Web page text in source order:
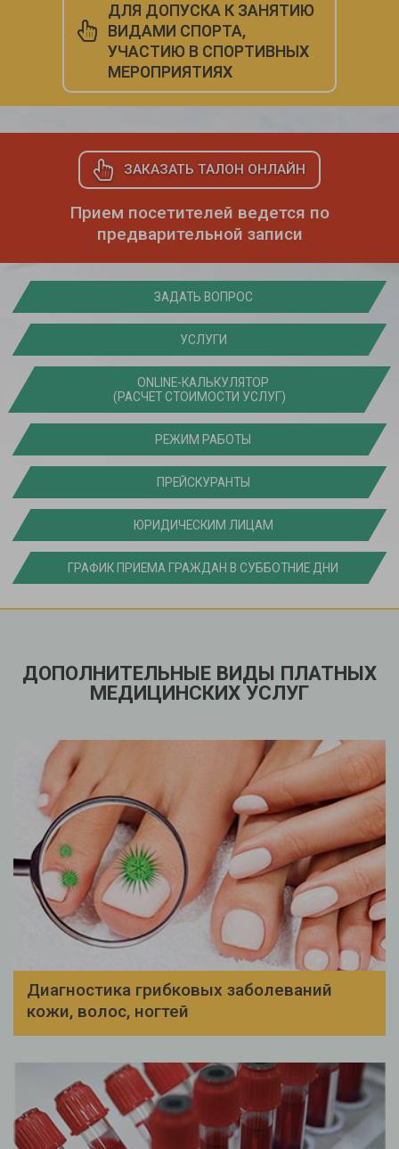
ДЛЯ ДОПУСКА К ЗАНЯТИЮ
ВИДАМИ СПОРТА,
УЧАСТИЮ В СПОРТИВНЫХ
МЕРОПРИЯТИЯХ
ЗАКАЗАТЬ ТАЛОН ОНЛАЙН
Прием посетителей ведется по
предварительной записи
ЗАДАТЬ ВОПРОС
УСЛУГИ
ONLINE-КАЛЬКУЛЯТОР
(РАСЧЕТ СТОИМОСТИ УСЛУГ)
РЕЖИМ РАБОТЫ
ПРЕЙСКУРАНТЫ
ЮРИДИЧЕСКИМ ЛИЦАМ
ГРАФИК ПРИЕМА ГРАЖДАН В СУББОТНИЕ ДНИ
ДОПОЛНИТЕЛЬНЫЕ ВИДЫ ПЛАТНЫХ
МЕДИЦИНСКИХ УСЛУГ
Диагностика грибковых заболеваний
кожи, волос, ногтей